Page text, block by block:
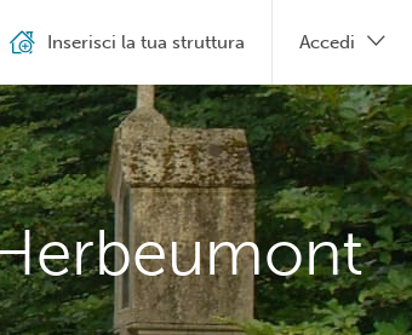
Inserisci la tua struttura Accedi